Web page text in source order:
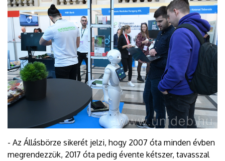
- Az Állásbörze sikerét jelzi, hogy 2007 óta minden évben
megrendezzük, 2017 óta pedig évente kétszer, tavasszal